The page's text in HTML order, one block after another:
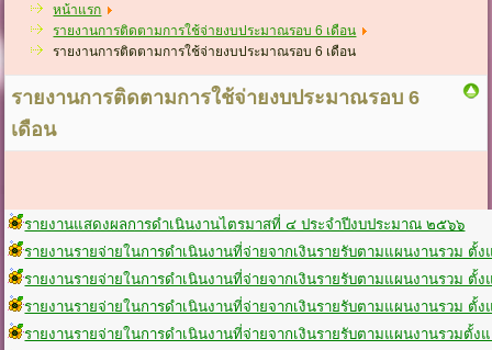
หน้าแรก
รายงานการติดตามการใช้จ่ายงบประมาณรอบ 6 เดือน
รายงานการติดตามการใช้จ่ายงบประมาณรอบ 6 เดือน
รายงานการติดตามการใช้จ่ายงบประมาณรอบ 6
เดือน
รายงานแสดงผลการดำเนินงานไตรมาสที่ ๔ ประจำปีงบประมาณ ๒๕๖๖
รายงานรายจ่ายในการดำเนินงานที่จ่ายจากเงินรายรับตามแผนงานรวม ตั้
รายงานรายจ่ายในการดำเนินงานที่จ่ายจากเงินรายรับตามแผนงานรวม ตั้
รายงานรายจ่ายในการดำเนินงานที่จ่ายจากเงินรายรับตามแผนงานรวม ตั้
รายงานรายจ่ายในการดำเนินงานที่จ่ายจากเงินรายรับตามแผนงานรวมตั้